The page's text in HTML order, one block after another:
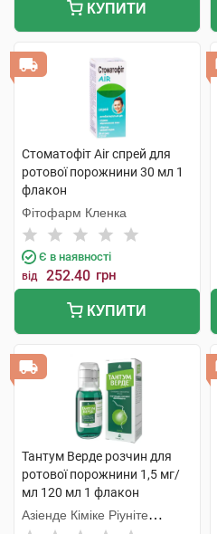
КУПИТИ
Стоматофіт Air спрей для
ротової порожнини 30 мл 1
флакон
Фітофарм Кленка
Є в наявності
від 252.40 грн
КУПИТИ
Тантум Верде розчин для
ротової порожнини 1,5 мг/
мл 120 мл 1 флакон
Азіенде Кіміке Ріуніте